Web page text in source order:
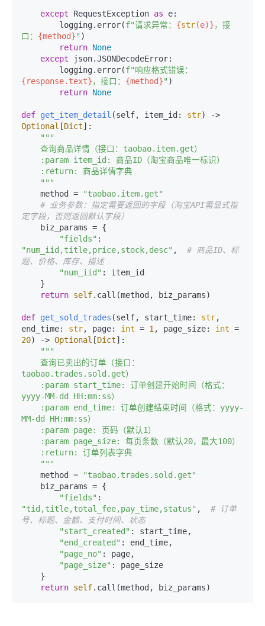
except RequestException as e:
        logging.error(
f"请求异常： {str(e)}，接
口： {method}" )
return None
except json.JSONDecodeError:
        logging.error(
f"响应格式错误：
{response.text}，接口： {method}" )
return None
def get_item_detail (self, item_id: str
Optional [Dict]:
"""
    """
    method =
"taobao.item.get"
# 业务参数：指定需要返回的字段（淘宝API需显式指
定字段，否则返回默认字段）
"fields"
"num_iid,title,price,stock,desc" , # 商品ID、标
题、价格、库存、描述
"num_iid" : item_id
return self.call(method, biz_params)
def get_sold_trades (self, start_time: str,
end_time: str, page: int = 1 , page_size: int
20) -> Optional [Dict]:
"""
taobao.trades.sold.get）
yyyy-MM-dd HH:mm:ss）
MM-dd HH:mm:ss）
    """
    method =
"taobao.trades.sold.get"
"fields"
"tid,title,total_fee,pay_time,status" , # 订单
号、标题、金额、支付时间、状态
"start_created" : start_time,
"end_created" : end_time,
"page_no" : page,
"page_size" : page_size
return self